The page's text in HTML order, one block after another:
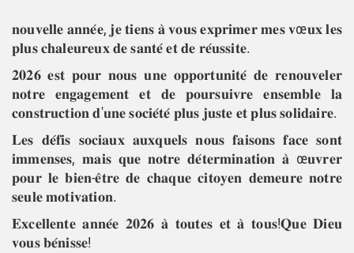
𝐧𝐨𝐮𝐯𝐞𝐥𝐥𝐞 𝐚𝐧𝐧𝐞́𝐞, 𝐣𝐞 𝐭𝐢𝐞𝐧𝐬 𝐚̀ 𝐯𝐨𝐮𝐬 𝐞𝐱𝐩𝐫𝐢𝐦𝐞𝐫 𝐦𝐞𝐬 𝐯œ𝐮𝐱 𝐥𝐞𝐬
𝐩𝐥𝐮𝐬 𝐜𝐡𝐚𝐥𝐞𝐮𝐫𝐞𝐮𝐱 𝐝𝐞 𝐬𝐚𝐧𝐭𝐞́ 𝐞𝐭 𝐝𝐞 𝐫𝐞́𝐮𝐬𝐬𝐢𝐭𝐞.
𝟐𝟎𝟐𝟔 𝐞𝐬𝐭 𝐩𝐨𝐮𝐫 𝐧𝐨𝐮𝐬 𝐮𝐧𝐞 𝐨𝐩𝐩𝐨𝐫𝐭𝐮𝐧𝐢𝐭𝐞́ 𝐝𝐞 𝐫𝐞𝐧𝐨𝐮𝐯𝐞𝐥𝐞𝐫
𝐧𝐨𝐭𝐫𝐞 𝐞𝐧𝐠𝐚𝐠𝐞𝐦𝐞𝐧𝐭 𝐞𝐭 𝐝𝐞 𝐩𝐨𝐮𝐫𝐬𝐮𝐢𝐯𝐫𝐞 𝐞𝐧𝐬𝐞𝐦𝐛𝐥𝐞 𝐥𝐚
𝐜𝐨𝐧𝐬𝐭𝐫𝐮𝐜𝐭𝐢𝐨𝐧 𝐝'𝐮𝐧𝐞 𝐬𝐨𝐜𝐢𝐞́𝐭𝐞́ 𝐩𝐥𝐮𝐬 𝐣𝐮𝐬𝐭𝐞 𝐞𝐭 𝐩𝐥𝐮𝐬 𝐬𝐨𝐥𝐢𝐝𝐚𝐢𝐫𝐞.
𝐋𝐞𝐬 𝐝𝐞́𝐟𝐢𝐬 𝐬𝐨𝐜𝐢𝐚𝐮𝐱 𝐚𝐮𝐱𝐪𝐮𝐞𝐥𝐬 𝐧𝐨𝐮𝐬 𝐟𝐚𝐢𝐬𝐨𝐧𝐬 𝐟𝐚𝐜𝐞 𝐬𝐨𝐧𝐭
𝐢𝐦𝐦𝐞𝐧𝐬𝐞𝐬, 𝐦𝐚𝐢𝐬 𝐪𝐮𝐞 𝐧𝐨𝐭𝐫𝐞 𝐝𝐞́𝐭𝐞𝐫𝐦𝐢𝐧𝐚𝐭𝐢𝐨𝐧 𝐚̀ œ𝐮𝐯𝐫𝐞𝐫
𝐩𝐨𝐮𝐫 𝐥𝐞 𝐛𝐢𝐞𝐧-𝐞̂𝐭𝐫𝐞 𝐝𝐞 𝐜𝐡𝐚𝐪𝐮𝐞 𝐜𝐢𝐭𝐨𝐲𝐞𝐧 𝐝𝐞𝐦𝐞𝐮𝐫𝐞 𝐧𝐨𝐭𝐫𝐞
𝐬𝐞𝐮𝐥𝐞 𝐦𝐨𝐭𝐢𝐯𝐚𝐭𝐢𝐨𝐧.
𝐄𝐱𝐜𝐞𝐥𝐥𝐞𝐧𝐭𝐞 𝐚𝐧𝐧𝐞́𝐞 𝟐𝟎𝟐𝟔 𝐚̀ 𝐭𝐨𝐮𝐭𝐞𝐬 𝐞𝐭 𝐚̀ 𝐭𝐨𝐮𝐬!𝐐𝐮𝐞 𝐃𝐢𝐞𝐮
𝐯𝐨𝐮𝐬 𝐛𝐞́𝐧𝐢𝐬𝐬𝐞!